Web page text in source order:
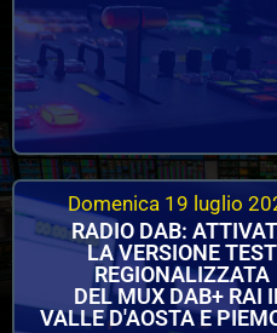
Domenica 19 luglio
RADIO DAB:
LA VERSIONE TEST
REGIONALIZZATA
DEL MUX DAB+ RAI
VALLE D'AOSTA E